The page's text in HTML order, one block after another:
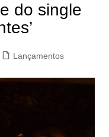
do single
Lançamentos